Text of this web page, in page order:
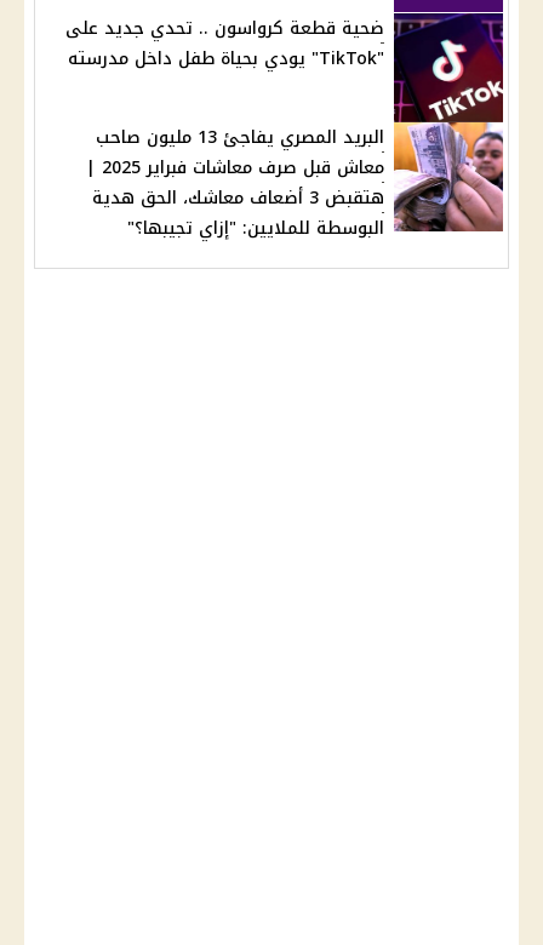
ضحية قطعة كرواسون .. تحدي جديد على
"TikTok" يودي بحياة طفل داخل مدرسته
البريد المصري يفاجئ 13 مليون صاحب
معاش قبل صرف معاشات فبراير 2025 |
هتقبض 3 أضعاف معاشك، الحق هدية
البوسطة للملايين: "إزاي تجيبها؟"